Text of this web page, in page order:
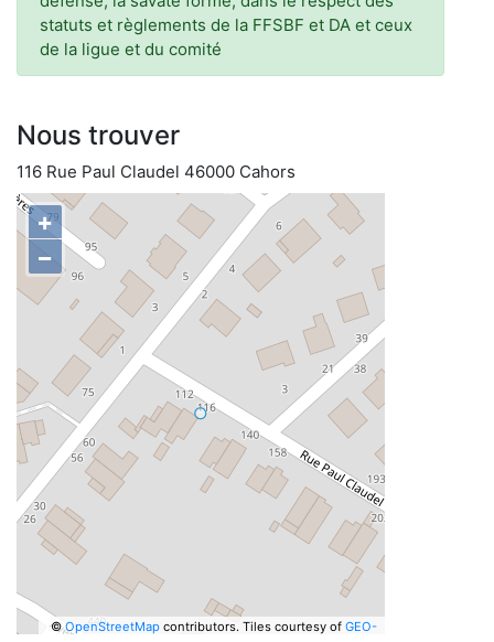
statuts et règlements de la FFSBF et DA et ceux
de la ligue et du comité
Nous trouver
116 Rue Paul Claudel 46000 Cahors
+
−
©OpenStreetMapcontributors. Tiles courtesy of GEO-